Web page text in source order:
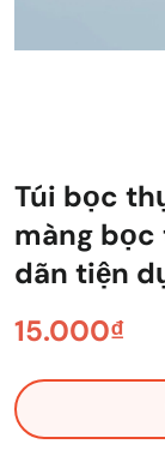
Túi bọc
màng
dãn tiện
15.000₫